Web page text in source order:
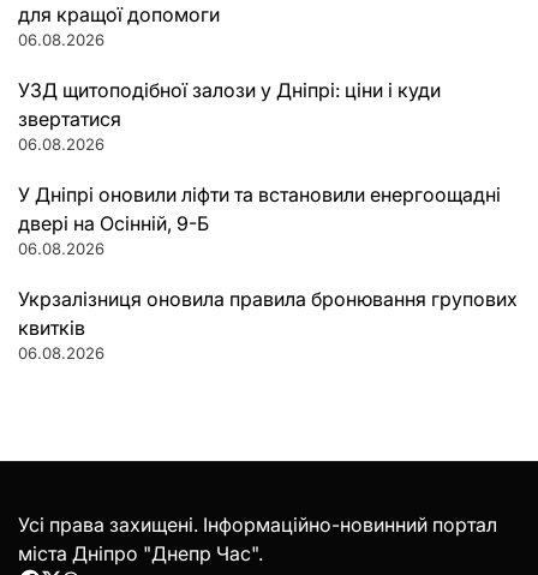
для кращої допомоги
06.08.2026
УЗД щитоподібної залози у Дніпрі: ціни і куди
звертатися
06.08.2026
У Дніпрі оновили ліфти та встановили енергоощадні
двері на Осінній, 9-Б
06.08.2026
Укрзалізниця оновила правила бронювання групових
квитків
06.08.2026
Усі права захищені. Інформаційно-новинний портал
міста Дніпро "Днепр Час".